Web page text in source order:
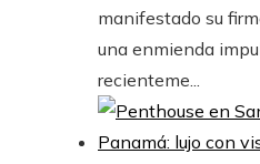
manifestado su
una enmienda
recienteme...